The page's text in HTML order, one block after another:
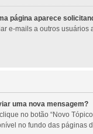
página aparece
e-mails a outros
uma nova mensagem?
no botão “Novo
no fundo das páginas